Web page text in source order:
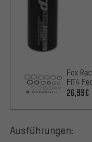
Fox
FIT4
26,99€
Ausführungen: